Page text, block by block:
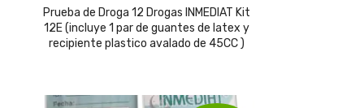
Prueba de Droga 12 Drogas INMEDIAT Kit
12E (incluye 1 par de guantes de latex y
recipiente plastico avalado de 45CC )